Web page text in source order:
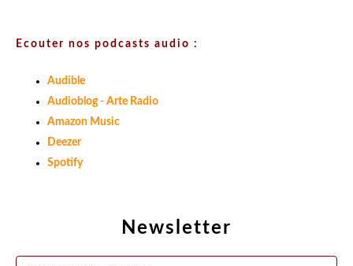
Newsletter
Ecouter nos podcasts audio :
Audible
Audioblog - Arte Radio
Amazon Music
Deezer
Spotify